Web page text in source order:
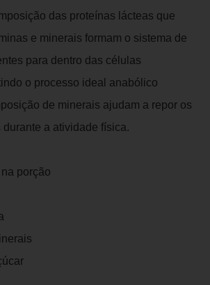
das proteínas lácteas que
e minerais formam o sistema de
para dentro das células
o processo ideal anabólico
de minerais ajudam a repor os
a atividade física.
porção